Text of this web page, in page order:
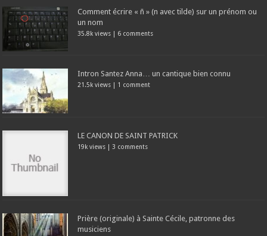
Comment écrire « ñ » (n avec tilde) sur un prénom ou
un nom
35.8k views | 6 comments
Intron Santez Anna… un cantique bien connu
21.5k views | 1 comment
LE CANON DE SAINT PATRICK
19k views | 3 comments
Prière (originale) à Sainte Cécile, patronne des
musiciens